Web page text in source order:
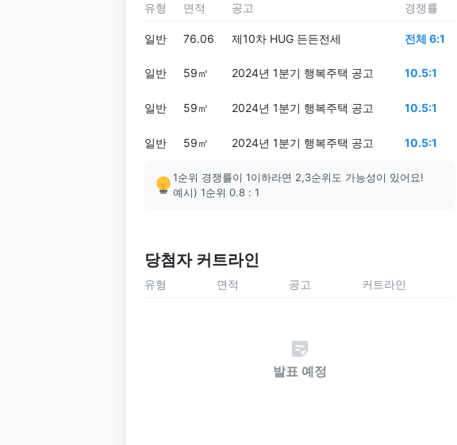
유형 면적 공고 경쟁률
일반 76.06 제10차 HUG 든든전세 전체 6:1
일반 59㎡ 2024년 1분기 행복주택 공고 10.5:1
일반 59㎡ 2024년 1분기 행복주택 공고 10.5:1
일반 59㎡ 2024년 1분기 행복주택 공고 10.5:1
1순위 경쟁률이 1이하라면 2,3순위도 가능성이 있어요!
예시) 1순위 0.8 : 1
당첨자 커트라인
유형 면적 공고 커트라인
발표 예정